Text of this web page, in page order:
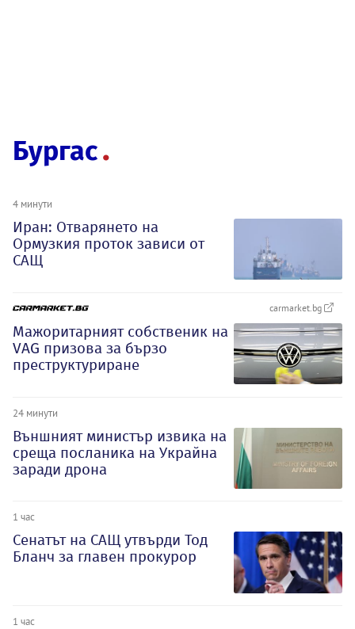
Бургас
4 минути
Иран: Отварянето на
Ормузкия проток зависи от
САЩ
carmarket.bg
Мажоритарният собственик на
VAG призова за бързо
преструктуриране
24 минути
Външният министър извика на
среща посланика на Украйна
заради дрона
1 час
Сенатът на САЩ утвърди Тод
Бланч за главен прокурор
1 час